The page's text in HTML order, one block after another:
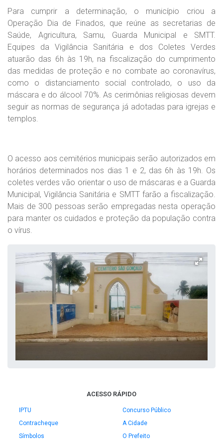
Para cumprir a determinação, o município criou a
Operação Dia de Finados, que reúne as secretarias de
Saúde, Agricultura, Samu, Guarda Municipal e SMTT.
Equipes da Vigilância Sanitária e dos Coletes Verdes
atuarão das 6h às 19h, na fiscalização do cumprimento
das medidas de proteção e no combate ao coronavírus,
como o distanciamento social controlado, o uso da
máscara e do álcool 70%. As cerimônias religiosas devem
seguir as normas de segurança já adotadas para igrejas e
templos.
O acesso aos cemitérios municipais serão autorizados em
horários determinados nos dias 1 e 2, das 6h às 19h. Os
coletes verdes vão orientar o uso de máscaras e a Guarda
Municipal, Vigilância Sanitária e SMTT farão a fiscalização.
Mais de 300 pessoas serão empregadas nesta operação
para manter os cuidados e proteção da população contra
o vírus.
ACESSO RÁPIDO
IPTU
Concurso Público
Contracheque
A Cidade
Símbolos
O Prefeito